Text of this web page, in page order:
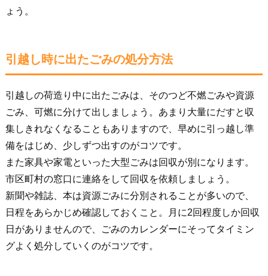
ょう。
引越し時に出たごみの処分方法
引越しの荷造り中に出たごみは、そのつど不燃ごみや資源
ごみ、可燃に分けて出しましょう。あまり大量にだすと収
集しきれなくなることもありますので、早めに引っ越し準
備をはじめ、少しずつ出すのがコツです。
また家具や家電といった大型ごみは回収が別になります。
市区町村の窓口に連絡をして回収を依頼しましょう。
新聞や雑誌、本は資源ごみに分別されることが多いので、
日程をあらかじめ確認しておくこと。月に2回程度しか回収
日がありませんので、ごみのカレンダーにそってタイミン
グよく処分していくのがコツです。